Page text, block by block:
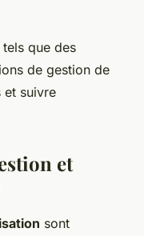
que des
de gestion de
et suivre
et
sont